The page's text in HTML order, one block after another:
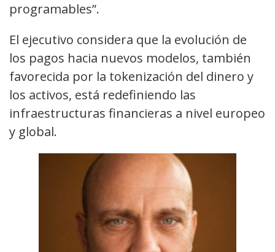
programables”.
El ejecutivo considera que la evolución de
los pagos hacia nuevos modelos, también
favorecida por la tokenización del dinero y
los activos, está redefiniendo las
infraestructuras financieras a nivel europeo
y global.